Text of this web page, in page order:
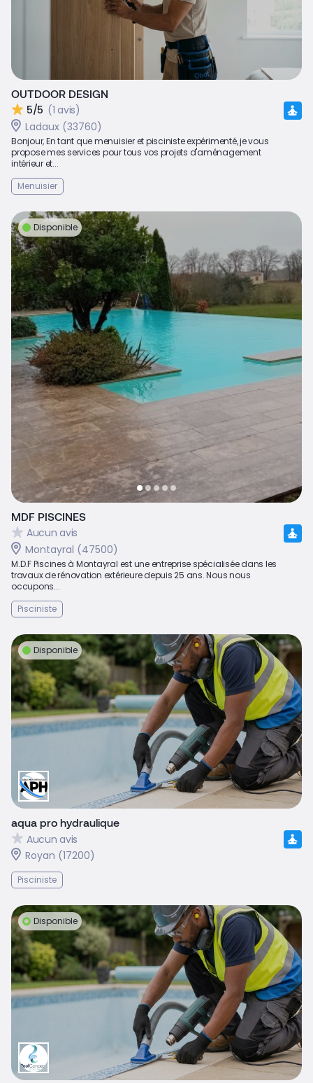
OUTDOOR DESIGN
5/5 (1 avis)
Ladaux (33760)
Bonjour, En tant que menuisier et pisciniste expérimenté, je vous
propose mes services pour tous vos projets d'aménagement
intérieur et...
Menuisier
Disponible
MDF PISCINES
Aucun avis
Montayral (47500)
M.D.F Piscines à Montayral est une entreprise spécialisée dans les
travaux de rénovation extérieure depuis 25 ans. Nous nous
occupons...
Pisciniste
Disponible
aqua pro hydraulique
Aucun avis
Royan (17200)
Pisciniste
Disponible